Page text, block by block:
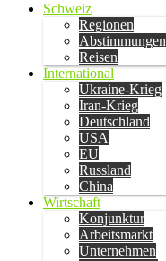
Schweiz
Regionen
Abstimmungen
Reisen
International
Ukraine-Krieg
Iran-Krieg
Deutschland
USA
EU
Russland
China
Wirtschaft
Konjunktur
Arbeitsmarkt
Unternehmen